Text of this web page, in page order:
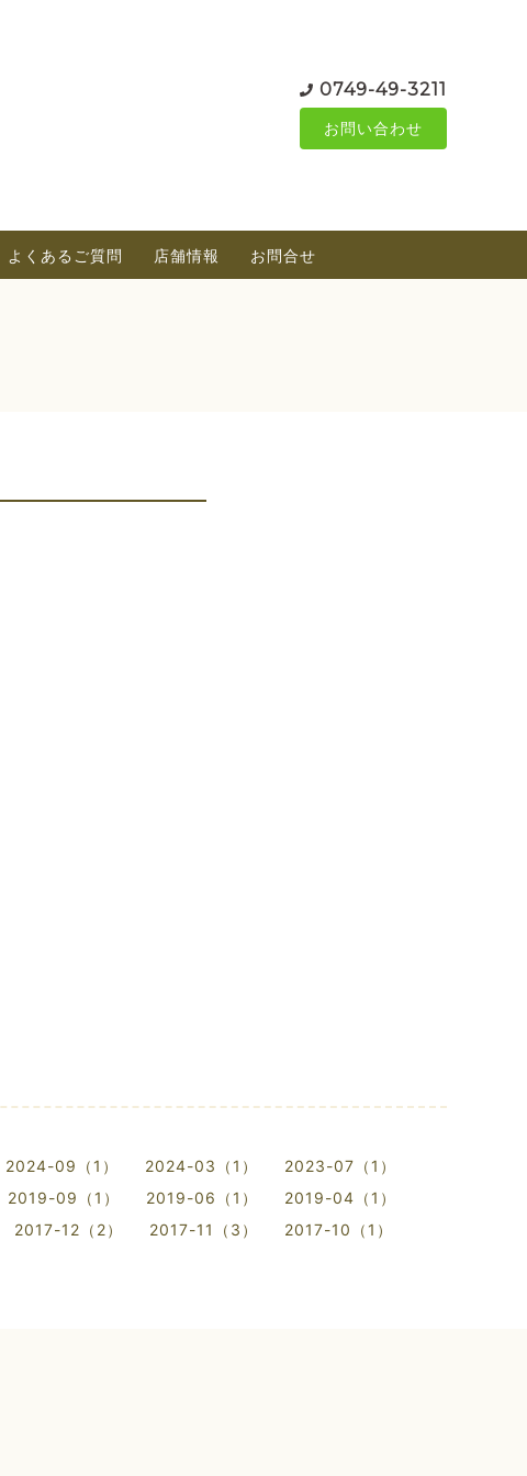
0749-49-3211
お問い合わせ
よくあるご質問 店舗情報 お問合せ
2024-09（1） 2024-03（1）
2023-07（1）
2019-09（1） 2019-06（1）
2019-04（1）
2017-12（2） 2017-11（3） 2017-10（1）